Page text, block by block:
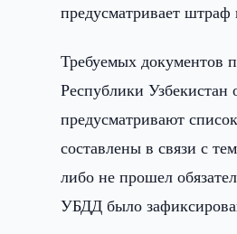
предусматривает
Требуемых документов
Республики
предусматривают
составлены в связи с
либо не прошел
УБДД было